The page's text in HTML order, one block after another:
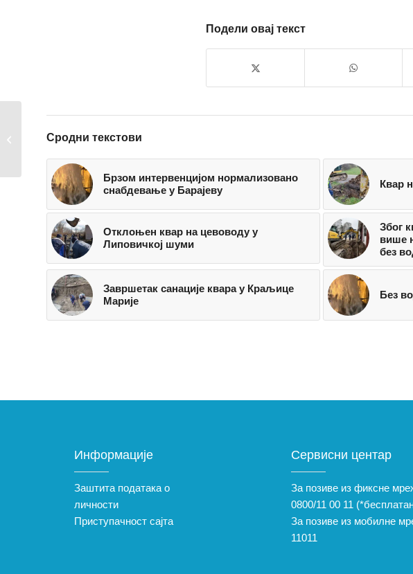
Подели овај текст
Сродни текстови
Брзом интервенцијом нормализовано
снабдевање у Барајеву
Квар
Отклоњен квар на цевоводу у
Липовичкој шуми
Због
више
без
Завршетак санације квара у Краљице
Марије
Без
Информације
Заштита података о
личности
Приступачност сајта
Сервисни центар
За позиве из фиксне
0800/11 00 11
За позиве из мобилне
11011
Електродистрибуције